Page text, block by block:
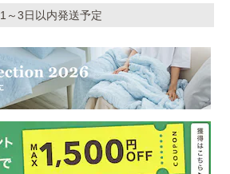
1～3日以内発送予定